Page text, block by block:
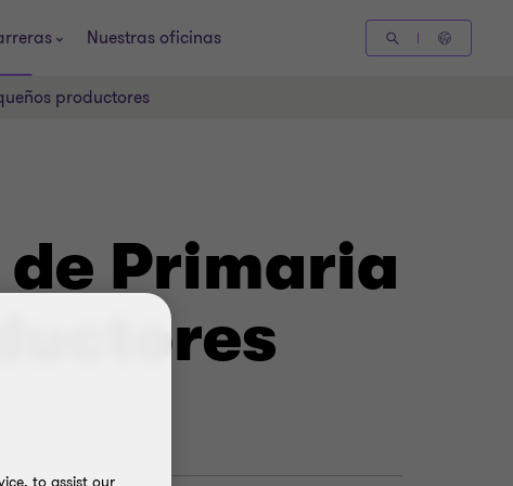
Nuestras oficinas
productores
Primaria
to assist our